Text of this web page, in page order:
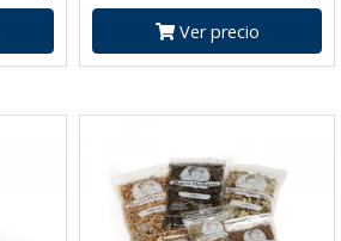
Ver precio